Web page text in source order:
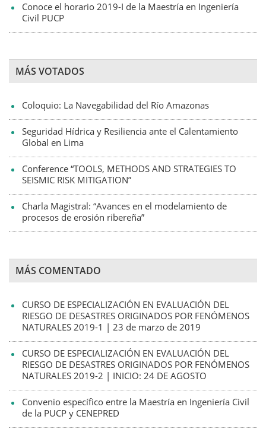
Conoce el horario 2019-I de la Maestría en Ingeniería
Civil PUCP
MÁS VOTADOS
Coloquio: La Navegabilidad del Río Amazonas
Seguridad Hídrica y Resiliencia ante el Calentamiento
Global en Lima
Conference “TOOLS, METHODS AND STRATEGIES TO
SEISMIC RISK MITIGATION”
Charla Magistral: “Avances en el modelamiento de
procesos de erosión ribereña”
MÁS COMENTADO
CURSO DE ESPECIALIZACIÓN EN EVALUACIÓN DEL
RIESGO DE DESASTRES ORIGINADOS POR FENÓMENOS
NATURALES 2019-1 | 23 de marzo de 2019
CURSO DE ESPECIALIZACIÓN EN EVALUACIÓN DEL
RIESGO DE DESASTRES ORIGINADOS POR FENÓMENOS
NATURALES 2019-2 | INICIO: 24 DE AGOSTO
Convenio específico entre la Maestría en Ingeniería Civil
de la PUCP y CENEPRED